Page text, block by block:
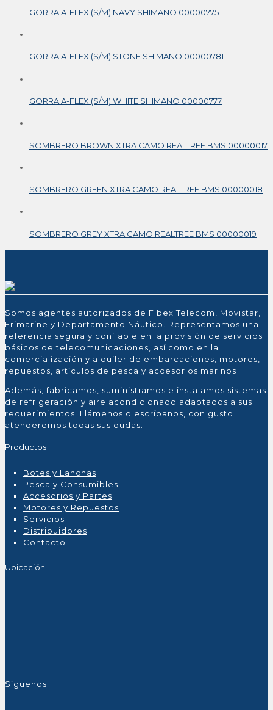
GORRA A-FLEX (S/M) NAVY SHIMANO 00000775
GORRA A-FLEX (S/M) STONE SHIMANO 00000781
GORRA A-FLEX (S/M) WHITE SHIMANO 00000777
SOMBRERO BROWN XTRA CAMO REALTREE BMS 00000017
SOMBRERO GREEN XTRA CAMO REALTREE BMS 00000018
SOMBRERO GREY XTRA CAMO REALTREE BMS 00000019
Somos agentes autorizados de Fibex Telecom, Movistar,
Frimarine y Departamento Náutico. Representamos una
referencia segura y confiable en la provisión de servicios
básicos de telecomunicaciones, así como en la
comercialización y alquiler de embarcaciones, motores,
repuestos, artículos de pesca y accesorios marinos
Además, fabricamos, suministramos e instalamos sistemas
de refrigeración y aire acondicionado adaptados a sus
requerimientos. Llámenos o escríbanos, con gusto
atenderemos todas sus dudas.
Productos
Botes y Lanchas
Pesca y Consumibles
Accesorios y Partes
Motores y Repuestos
Servicios
Distribuidores
Contacto
Ubicación
Síguenos